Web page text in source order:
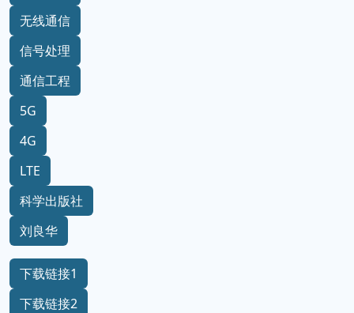
无线通信
信号处理
通信工程
5G
4G
LTE
科学出版社
刘良华
下载链接1
下载链接2